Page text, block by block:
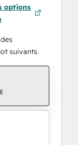
options
suivants.